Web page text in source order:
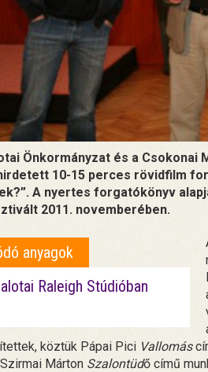
Önkormányzat és a
10-15 perces rövidfilm
A nyertes forgatókönyv
2011. novemberében.
anyagok
Raleigh Stúdióban
köztük Pápai Pici Vallomás
Márton Szalontüdő című